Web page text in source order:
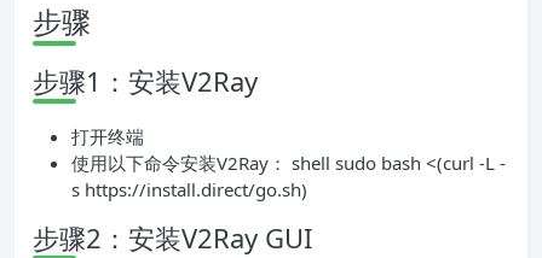
步骤
步骤1：安装V2Ray
打开终端
使用以下命令安装V2Ray： shell sudo bash <(curl -L -
s https://install.direct/go.sh)
步骤2：安装V2Ray GUI